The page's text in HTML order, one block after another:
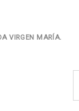
VIRGEN MARÍA.